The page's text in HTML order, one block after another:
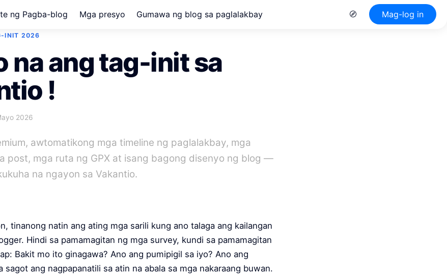
ng Pagba-blog Mga presyo Gumawa ng blog sa paglalakbay Mag-log in
INIT 2026
na ang tag-init sa
!
2026
awtomatikong mga timeline ng paglalakbay, mga
post, mga ruta ng GPX at isang bagong disenyo ng blog —
na ngayon sa Vakantio.
tinanong natin ang ating mga sarili kung ano talaga ang kailangan
Hindi sa pamamagitan ng mga survey, kundi sa pamamagitan
Bakit mo ito ginagawa? Ano ang pumipigil sa iyo? Ano ang
sagot ang nagpapanatili sa atin na abala sa mga nakaraang buwan.